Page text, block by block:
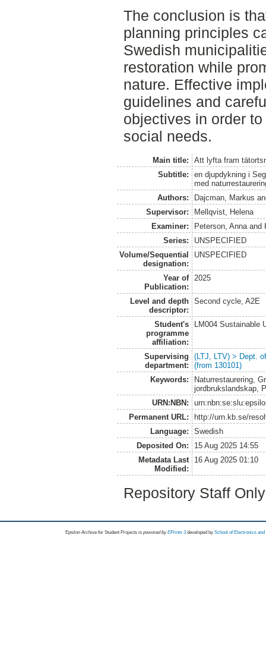
The conclusion is
planning principles
Swedish
restoration while
nature. Effective
guidelines and
objectives in order
social needs.
Main title:
Att lyfta fram
Subtitle:
en djupdykning i
med
Authors:
Dajcman, Markus
Supervisor:
Mellqvist, Helena
Examiner:
Peterson, Anna and
Series:
UNSPECIFIED
Volume/Sequential
designation:
UNSPECIFIED
Year of
Publication:
2025
Level and depth
descriptor:
Second cycle, A2E
Student's
programme
affiliation:
LM004 Sustainable
Supervising
department:
(LTJ, LTV) > Dept.
(from 130101)
Keywords:
Naturrestaurering,
jordbrukslandskap,
URN:NBN:
Permanent URL:
http://urn.kb.se/
Language:
Swedish
Deposited On:
15 Aug 2025 14:55
Metadata Last
Modified:
16 Aug 2025 01:10
Repository Staff
Epsilon Archive for Student Projects is powored byEPrints 3 developed by School of Electronics